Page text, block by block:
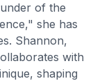
of the
she has
Shannon,
with
shaping